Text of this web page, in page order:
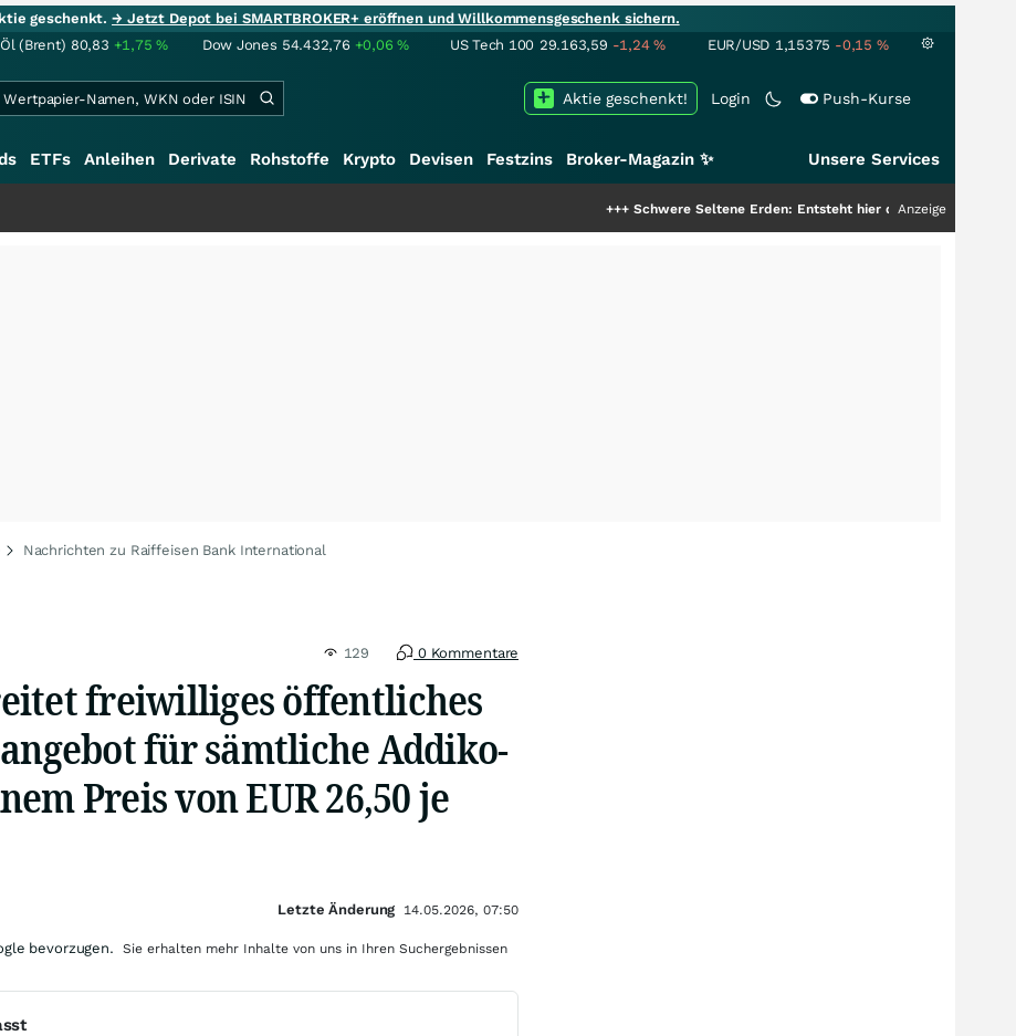
geschenkt.→ Jetzt Depot bei SMARTBROKER+ eröffnen und Willkommensgeschenk sichern.
Öl (Brent) 80,83 +1,75% Dow Jones 54.432,76 +0,06% US Tech 100 29.163,59 -1,24% EUR/USD 1,15375 -0,15 %
Login Push-Kurse
Aktie geschenkt!
ETFs Anleihen Derivate Rohstoffe Krypto Devisen Festzins Broker-Magazin ✨ Unsere Services
Schwere Seltene Erden: Entsteht hier die nächste Milliardenstory?
Anzeige
Nachrichten zu Raiffeisen Bank International
129 0 Kommentare
freiwilliges öffentliches
für sämtliche Addiko-
Preis von EUR 26,50 je
Letzte Änderung 14.05.2026, 07:50
bevorzugen. Sie erhalten mehr Inhalte von uns in Ihren Suchergebnissen